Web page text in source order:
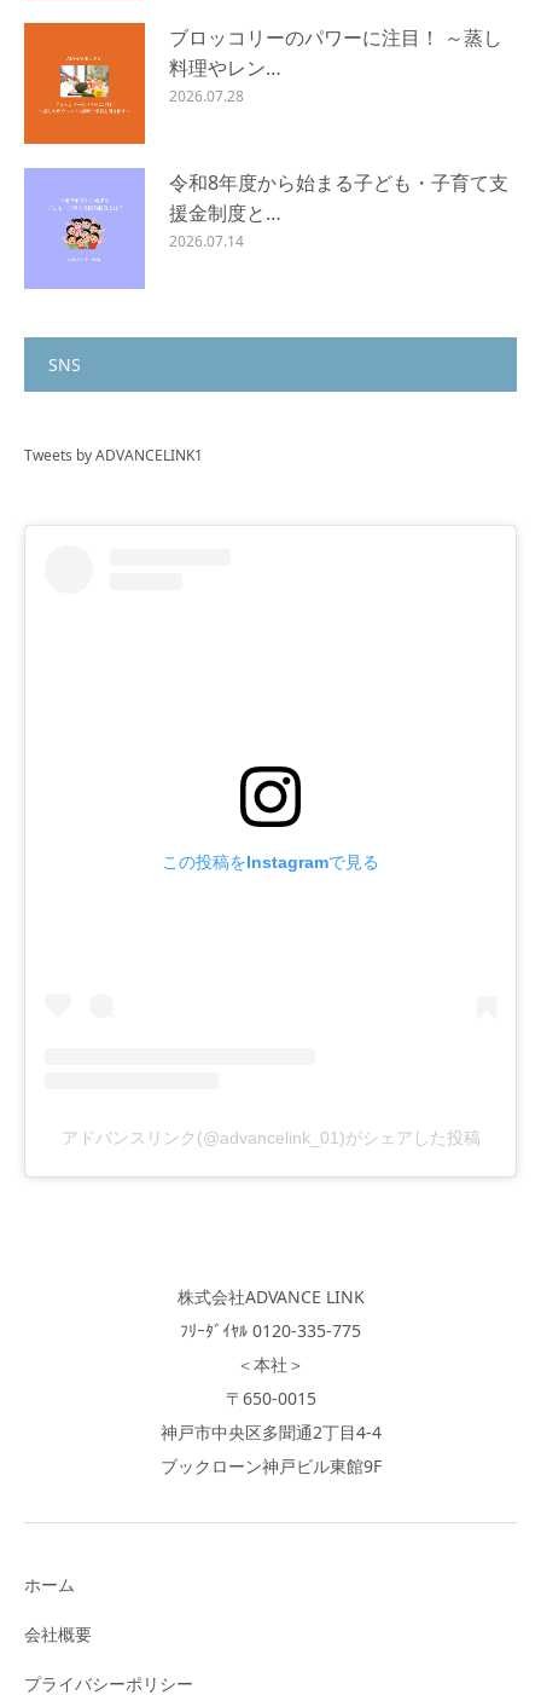
ブロッコリーのパワーに注目！ ～蒸し
料理やレン…
2026.07.28
令和8年度から始まる子ども・子育て支
援金制度と…
2026.07.14
SNS
Tweets by ADVANCELINK1
この投稿をInstagramで見る
アドバンスリンク(@advancelink_01)がシェアした投稿
株式会社ADVANCE LINK
ﾌﾘｰﾀﾞｲﾔﾙ 0120-335-775
＜本社＞
〒650-0015
神戸市中央区多聞通2丁目4-4
ブックローン神戸ビル東館9F
ホーム
会社概要
プライバシーポリシー